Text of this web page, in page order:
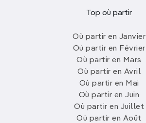
Top où partir
Où partir en Janvier
Où partir en Février
Où partir en Mars
Où partir en Avril
Où partir en Mai
Où partir en Juin
Où partir en Juillet
Où partir en Août